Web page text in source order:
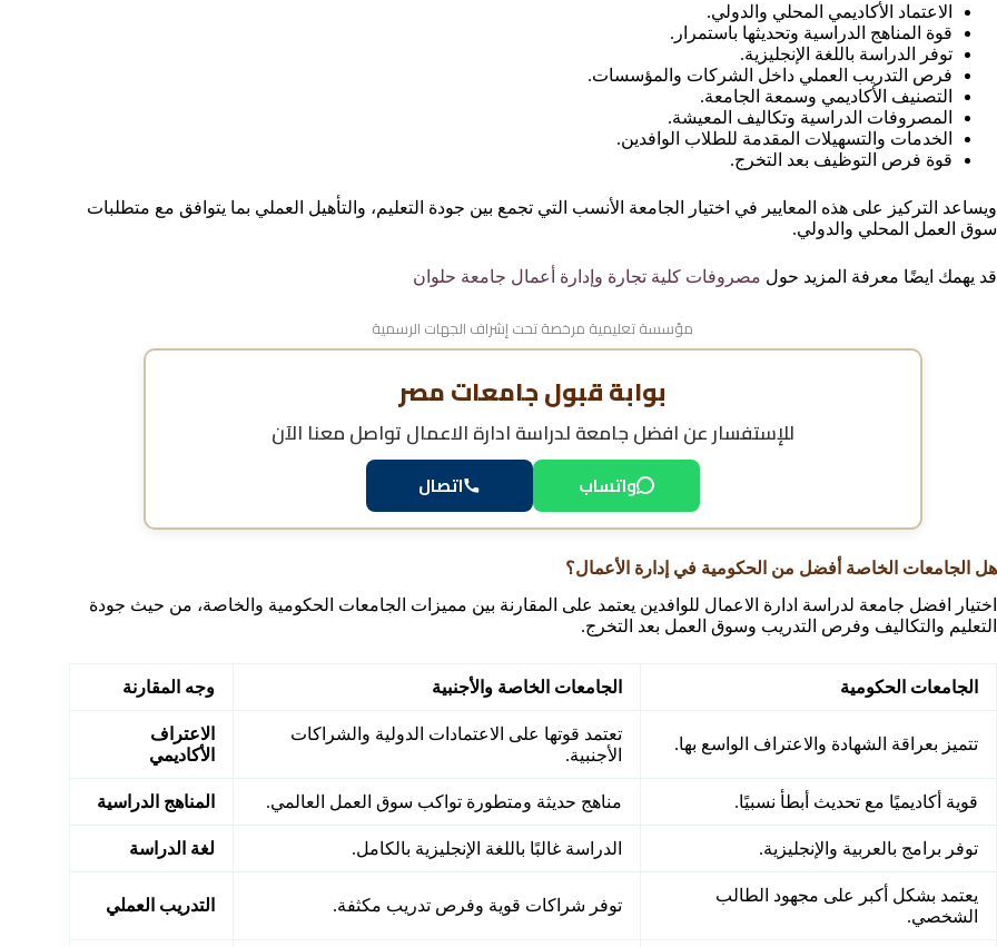
الاعتماد الأكاديمي المحلي والدولي.
قوة المناهج الدراسية وتحديثها باستمرار.
توفر الدراسة باللغة الإنجليزية.
فرص التدريب العملي داخل الشركات والمؤسسات.
التصنيف الأكاديمي وسمعة الجامعة.
المصروفات الدراسية وتكاليف المعيشة.
الخدمات والتسهيلات المقدمة للطلاب الوافدين.
قوة فرص التوظيف بعد التخرج.
ويساعد التركيز على هذه المعايير في اختيار الجامعة الأنسب التي تجمع بين جودة التعليم، والتأهيل العملي بما يتوافق مع متطلبات
سوق العمل المحلي والدولي.
قد يهمك ايضًا معرفة المزيد حول مصروفات كلية تجارة وإدارة أعمال جامعة حلوان
مؤسسة تعليمية مرخصة تحت إشراف الجهات الرسمية
بوابة قبول جامعات مصر
للإستفسار عنافضل جامعة لدراسة ادارة الاعمالتواصل معنا الآن
واتساب اتصال
هل الجامعات الخاصة أفضل من الحكومية في إدارة الأعمال؟
اختيار افضل جامعة لدراسة ادارة الاعمال للوافدين يعتمد على المقارنة بين مميزات الجامعات الحكومية والخاصة، من حيث جودة
التعليم والتكاليف وفرص التدريب وسوق العمل بعد التخرج.
الجامعات الحكومية الجامعات الخاصة والأجنبية وجه المقارنة
تتميز بعراقة الشهادة والاعتراف الواسع بها.
تعتمد قوتها على الاعتمادات الدولية والشراكات
الأجنبية.
الاعتراف
الأكاديمي
قوية أكاديميًا مع تحديث أبطأ نسبيًا. مناهج حديثة ومتطورة تواكب سوق العمل العالمي. المناهج الدراسية
توفر برامج بالعربية والإنجليزية. الدراسة غالبًا باللغة الإنجليزية بالكامل. لغة الدراسة
يعتمد بشكل أكبر على مجهود الطالب
الشخصي.
توفر شراكات قوية وفرص تدريب مكثفة. التدريب العملي